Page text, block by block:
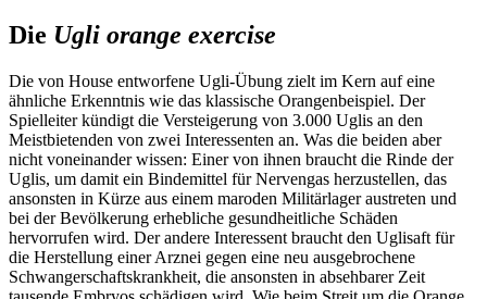
Die Ugli orange exercise
Die von House entworfene Ugli-Übung zielt im Kern auf eine
ähnliche Erkenntnis wie das klassische Orangenbeispiel. Der
Spielleiter kündigt die Versteigerung von 3.000 Uglis an den
Meistbietenden von zwei Interessenten an. Was die beiden aber
nicht voneinander wissen: Einer von ihnen braucht die Rinde der
Uglis, um damit ein Bindemittel für Nervengas herzustellen, das
ansonsten in Kürze aus einem maroden Militärlager austreten und
bei der Bevölkerung erhebliche gesundheitliche Schäden
hervorrufen wird. Der andere Interessent braucht den Uglisaft für
die Herstellung einer Arznei gegen eine neu ausgebrochene
Schwangerschaftskrankheit, die ansonsten in absehbarer Zeit